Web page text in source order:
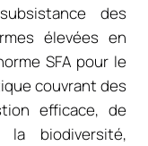
des
élevées en
SFA pour le
couvrant des
efficace, de
biodiversité,